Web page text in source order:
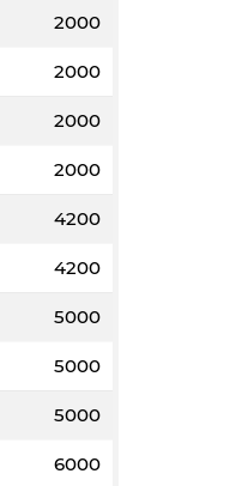
2000
2000
2000
2000
4200
4200
5000
5000
5000
6000